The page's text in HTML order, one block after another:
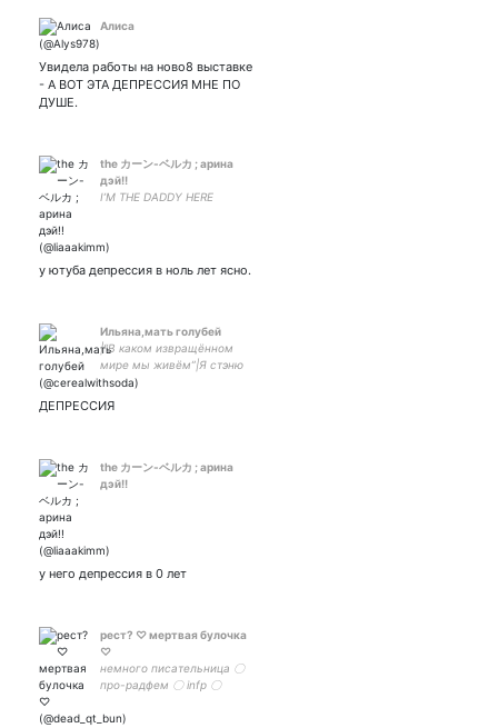
Алиса
Увидела работы на ново8 выставке
- А ВОТ ЭТА ДЕПРЕССИЯ МНЕ ПО
ДУШЕ.
the カーン-ベルカ ; арина
дэй!!
I’M THE DADDY HERE
у ютуба депрессия в ноль лет ясно.
Ильяна,мать голубей
|“В каком извращённом
мире мы живём”|Я стэню
оригинальных людей икс и
MUTANT AND PROUD
ДЕПРЕССИЯ
the カーン-ベルカ ; арина
дэй!!
у него депрессия в 0 лет
рест? ♡ мертвая булочка
♡
немного писательница 〇
про-радфем 〇 infp 〇
моя снс-ау ♡ влюблена ♡